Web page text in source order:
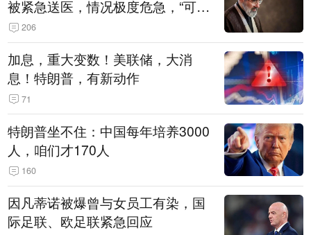
被紧急送医，情况极度危急，“可能
随时会死去”
206
加息，重大变数！美联储，大消
息！特朗普，有新动作
71
特朗普坐不住：中国每年培养3000
人，咱们才170人
160
因凡蒂诺被爆曾与女员工有染，国
际足联、欧足联紧急回应